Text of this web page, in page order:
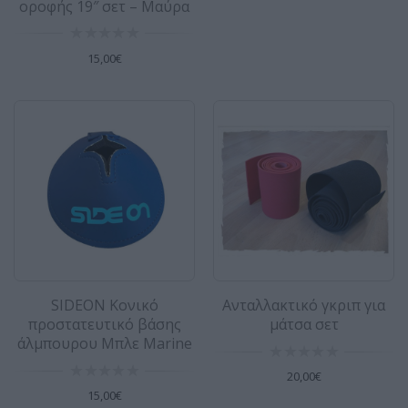
..
Αντάπτορας για εφαρμογή άλμπουρου
αλουμινίου σε RDM mast base - TIKI
Αντάπτορας για εφαρμογή άλμπουρου
αλουμινίου σε RDM mast base - TIKI ..
Αντάπτορας για τη σύνδεση boom με κανονική
οροφής 19″ σετ – Μαύρα
15,00€
SIDEON Κονικό
προστατευτικό βάσης
άλμπουρου Μπλε Marine
15,00€
Ανταλλακτικό γκριπ για
μάτσα σετ
20,00€